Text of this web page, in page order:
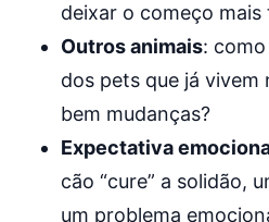
deixar o começo
Outros animais:
dos pets que já vivem
bem mudanças?
Expectativa
cão “cure” a solidão,
um problema